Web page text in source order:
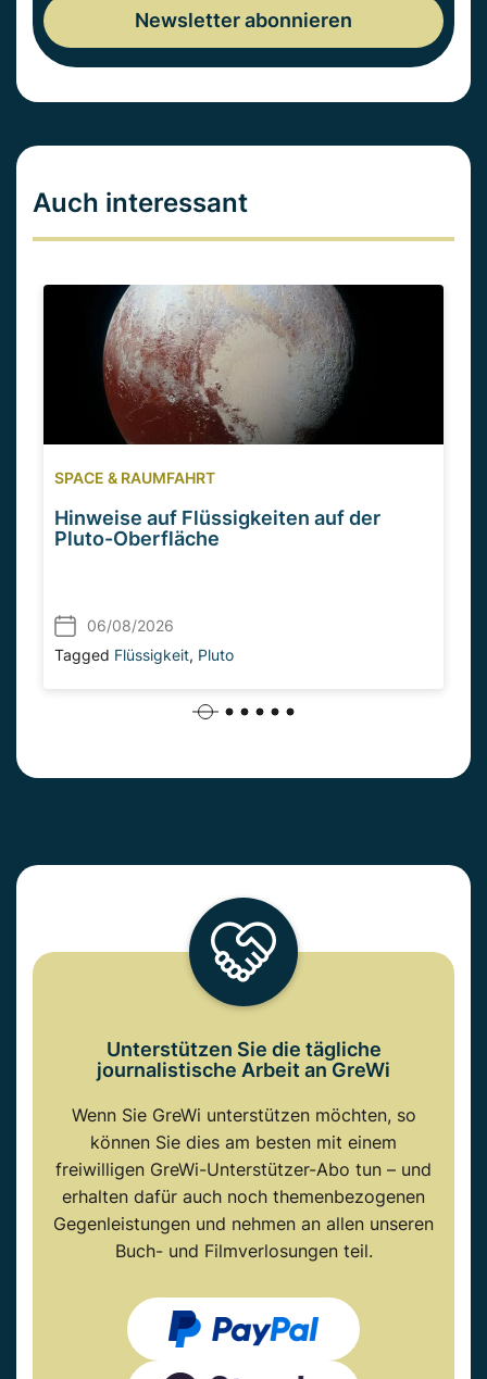
Auch interessant
SPACE & RAUMFAHRT
Hinweise auf Flüssigkeiten auf der
Pluto-Oberfläche
06/08/2026
Tagged Flüssigkeit, Pluto
Unterstützen Sie die tägliche
journalistische Arbeit an GreWi
Wenn Sie GreWi unterstützen möchten, so
können Sie dies am besten mit einem
freiwilligen GreWi-Unterstützer-Abo tun – und
erhalten dafür auch noch themenbezogenen
Gegenleistungen und nehmen an allen unseren
Buch- und Filmverlosungen teil.